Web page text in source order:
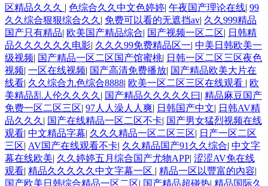
区精品久久久 | 色综合久久中文色婷婷| 午夜国产理论在线| 99
久久综合狠狠综合久久 | 免费可以看的无遮挡av| 久久999精品
国产只有精品| 欧美国产精品综合| 国产视频一区二区| 日韩精
品久久久久久久电影| 久久久99免费精品区一| 中美日韩欧美一
级视频| 国产精品一区二区国产馆蜜桃| 日韩一区二区三区夜色
视频| 一区在线视频| 国产高清免费播放| 国产精品欧美大片在
线看| 久久综合九色综合8888| 欧美一区二区三区在线观看 | 欧
美精品乱人伦久久久久 | 国产精品久久久久久曰| 精品麻豆国产
免费一区二区三区| 97人人澡人人爽| 日韩国产中文| 日韩AV精
品久久久 | 国产在线精品一区二区不卡| 国产男女猛烈视频在线
观看| 中文精品字幕| 久久久精品一区二区三区| 日产一区二区
三区| AV国产在线观看不卡| 久久精品国产91久久综合| 中文字
幕在线欧美| 久久婷婷五月综合国产尤物APP| 涩涩AV免在线
观看| 精品久久久久久中文字幕一区 | 精品一区以豐富的內容|
国产欧美日韩综合精品一区二区| 国产精品超碰热| 精品国际久